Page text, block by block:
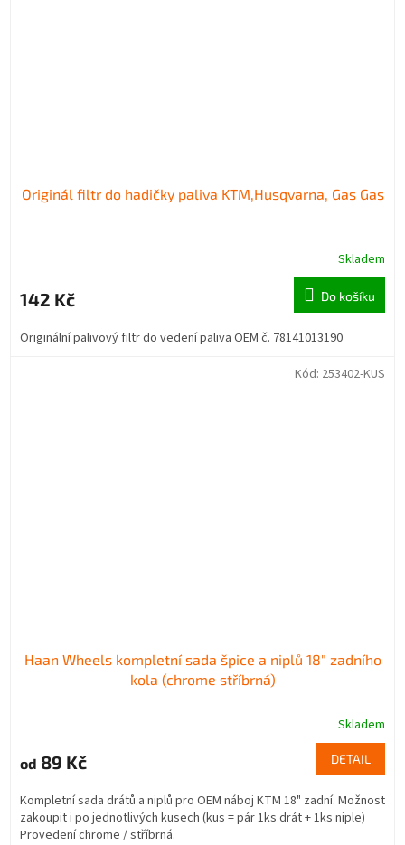
Originál filtr do hadičky paliva KTM,Husqvarna, Gas Gas
Skladem
142 Kč Do košíku
Originální palivový filtr do vedení paliva OEM č. 78141013190
Haan Wheels kompletní sada špice a niplů 18" zadního
kola (chrome stříbrná)
Skladem
od 89 Kč DETAIL
Kompletní sada drátů a niplů pro OEM náboj KTM 18" zadní. Možnost
zakoupit i po jednotlivých kusech (kus = pár 1ks drát + 1ks niple)
Provedení chrome / stříbrná.
Kód: 253402-KUS